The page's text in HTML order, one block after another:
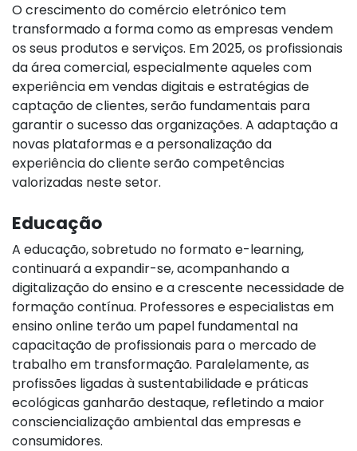
O crescimento do comércio eletrónico tem
transformado a forma como as empresas vendem
os seus produtos e serviços. Em 2025, os profissionais
da área comercial, especialmente aqueles com
experiência em vendas digitais e estratégias de
captação de clientes, serão fundamentais para
garantir o sucesso das organizações. A adaptação a
novas plataformas e a personalização da
experiência do cliente serão competências
valorizadas neste setor.
Educação
A educação, sobretudo no formato e-learning,
continuará a expandir-se, acompanhando a
digitalização do ensino e a crescente necessidade de
formação contínua. Professores e especialistas em
ensino online terão um papel fundamental na
capacitação de profissionais para o mercado de
trabalho em transformação. Paralelamente, as
profissões ligadas à sustentabilidade e práticas
ecológicas ganharão destaque, refletindo a maior
consciencialização ambiental das empresas e
consumidores.